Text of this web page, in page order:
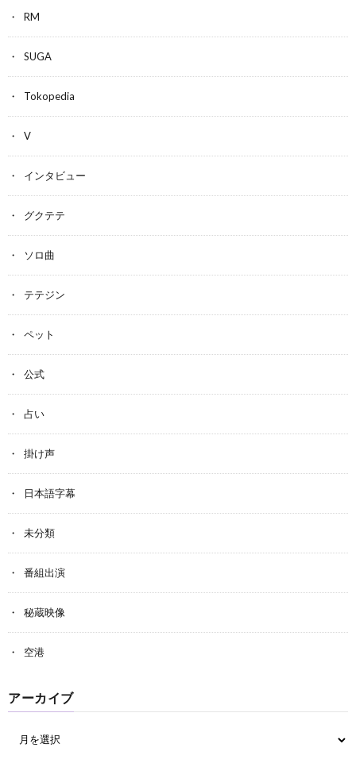
RM
SUGA
Tokopedia
V
インタビュー
グクテテ
ソロ曲
テテジン
ペット
公式
占い
掛け声
日本語字幕
未分類
番組出演
秘蔵映像
空港
アーカイブ